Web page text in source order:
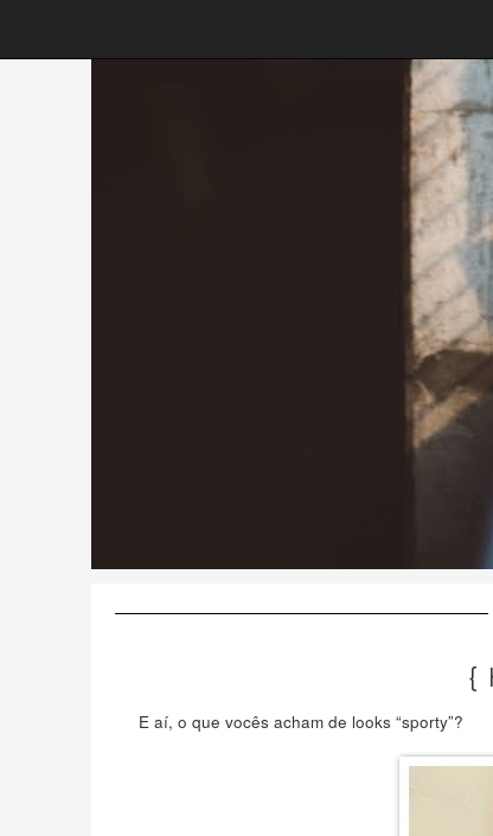
{
E aí, o que vocês acham de looks “sporty”?